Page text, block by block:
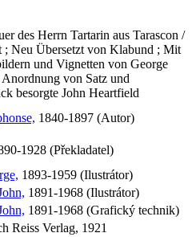
des Herrn Tartarin aus Tarascon /
; Neu Übersetzt von Klabund ; Mit
und Vignetten von George
von Satz und
besorgte John Heartfield
1840-1897 (Autor)
1928 (Překladatel)
1893-1959 (Ilustrátor)
1891-1968 (Ilustrátor)
1891-1968 (Grafický technik)
Reiss Verlag, 1921